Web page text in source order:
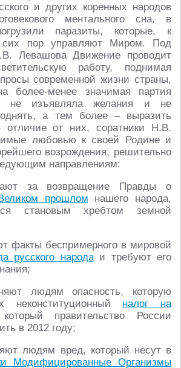
и других коренных народов
ментального сна, в
паразиты, которые, к
пор управляют Миром. Под
Левашова Движение проводит
работу, поднимая
современной жизни страны,
более-менее значимая партия
не изъявляла желания и не
а тем более – выразить
отличие от них, соратники Н.В.
любовью к своей Родине и
возрождения, решительно
направлениям:
за возвращение Правды о
прошлом нашего народа,
становым хребтом земной
факты беспримерного в мировой
русского народаи требуют его
людям опасность, которую
налог на
правительство России
в 2012 году;
людям вред, который несут в
Модифицированные Организмы